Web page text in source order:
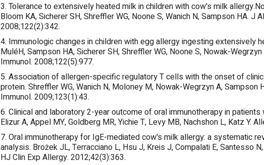
3. Tolerance to extensively heated milk in children with cow's milk
Bloom KA, Sicherer SH, Shreffler WG, Noone S, Wanich N, Sampson HA. J
2008;122(2):342.
4. Immunologic changes in children with egg allergy ingesting extensively
MuléH, Sampson HA, Sicherer SH, Shreffler WG, Noone S, Nowak-
Immunol. 2008;122(5):977.
5. Association of allergen-specific regulatory T cells with the onset of
protein. Shreffler WG, Wanich N, Moloney M, Nowak-Wegrzyn A, Sampson
Immunol. 2009;123(1):43.
6. Clinical and laboratory 2-year outcome of oral immunotherapy in
Elizur A, Appel MY, Goldberg MR, Yichie T, Levy MB, Nachshon L, Katz Y.
7. Oral immunotherapy for IgE-mediated cow's milk allergy: a systematic
analysis. Brożek JL, Terracciano L, Hsu J, Kreis J, Compalati E, Santesso
HJ Clin Exp Allergy. 2012;42(3):363.